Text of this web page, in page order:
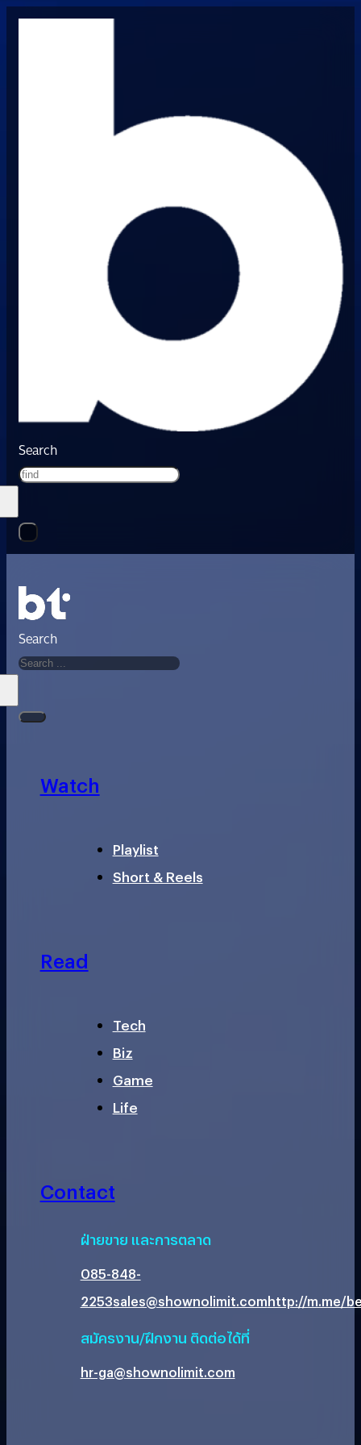
Search
Search
Watch
Playlist
Short & Reels
Read
Tech
Biz
Game
Life
Contact
ฝ่ายขาย และการตลาด
085-848-
2253sales@shownolimit.comhttp://m.me/
สมัครงาน/ฝึกงาน ติดต่อได้ที่
hr-ga@shownolimit.com